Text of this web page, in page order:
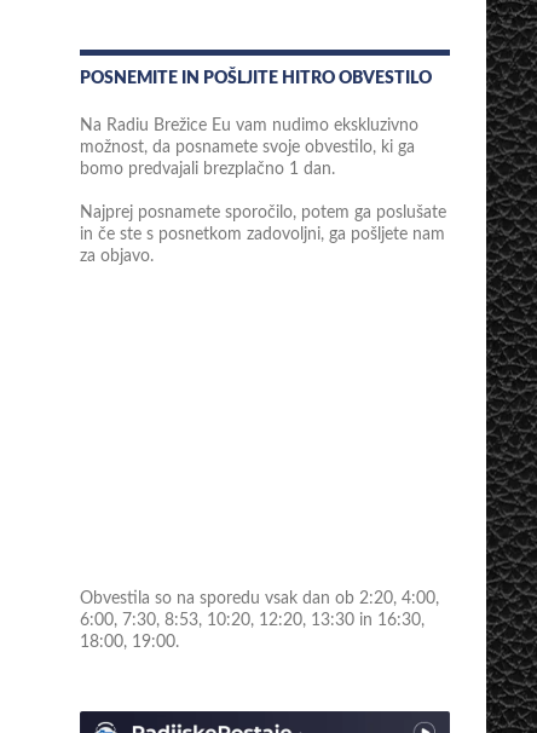
POSNEMITE IN POŠLJITE HITRO OBVESTILO
Na Radiu Brežice Eu vam nudimo ekskluzivno
možnost, da posnamete svoje obvestilo, ki ga
bomo predvajali brezplačno 1 dan.
Najprej posnamete sporočilo, potem ga poslušate
in če ste s posnetkom zadovoljni, ga pošljete nam
za objavo.
Obvestila so na sporedu vsak dan ob 2:20, 4:00,
6:00, 7:30, 8:53, 10:20, 12:20, 13:30 in 16:30,
18:00, 19:00.